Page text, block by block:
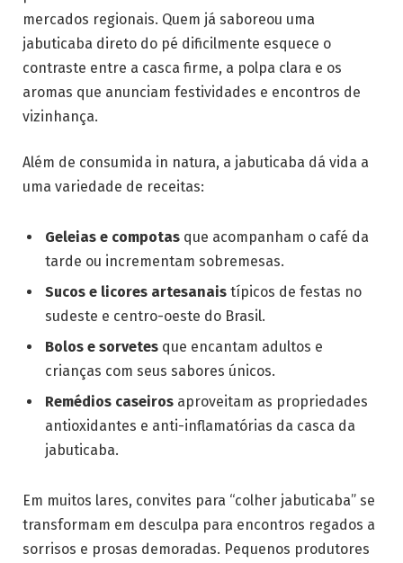
mercados regionais. Quem já saboreou uma
jabuticaba direto do pé dificilmente esquece o
contraste entre a casca firme, a polpa clara e os
aromas que anunciam festividades e encontros de
vizinhança.
Além de consumida in natura, a jabuticaba dá vida a
uma variedade de receitas:
Geleias e compotas que acompanham o café da
tarde ou incrementam sobremesas.
Sucos e licores artesanais típicos de festas no
sudeste e centro-oeste do Brasil.
Bolos e sorvetes que encantam adultos e
crianças com seus sabores únicos.
Remédios caseiros aproveitam as propriedades
antioxidantes e anti-inflamatórias da casca da
jabuticaba.
Em muitos lares, convites para “colher jabuticaba” se
transformam em desculpa para encontros regados a
sorrisos e prosas demoradas. Pequenos produtores